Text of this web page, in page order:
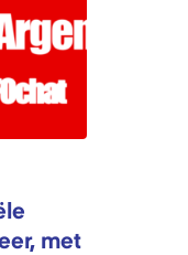
met